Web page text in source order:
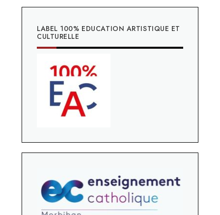
LABEL 100% EDUCATION ARTISTIQUE ET
CULTURELLE